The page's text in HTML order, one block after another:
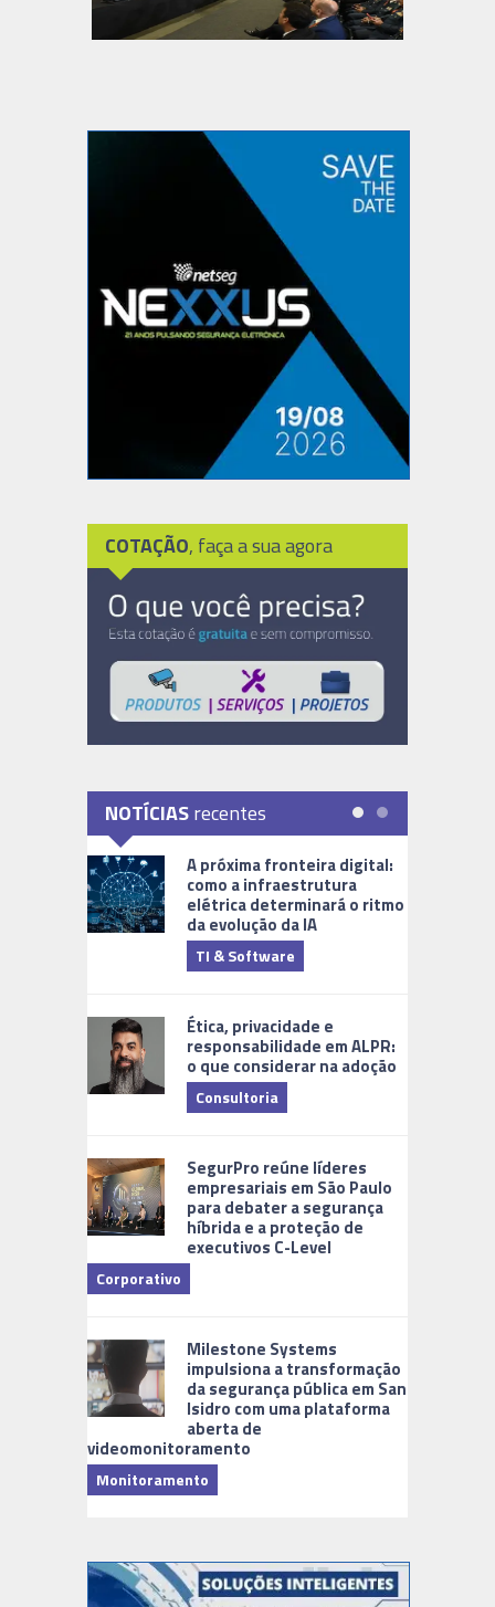
COTAÇÃO, faça a sua agora
NOTÍCIASrecentes
A próxima fronteira digital:
como a infraestrutura
elétrica determinará o ritmo
da evolução da IA
TI & Software
Ética, privacidade e
responsabilidade em ALPR:
o que considerar na adoção
Consultoria
SegurPro reúne líderes
empresariais em São Paulo
para debater a segurança
híbrida e a proteção de
executivos C-Level
Corporativo
Milestone Systems
impulsiona a transformação
da segurança pública em San
Isidro com uma plataforma
aberta de
videomonitoramento
Monitoramento